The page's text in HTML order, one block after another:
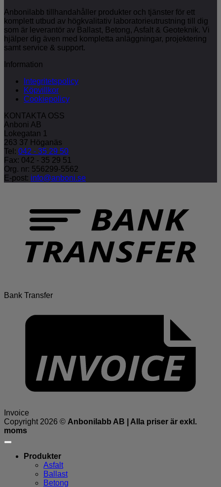
Anbonilabb tillhandahåller produkter och tjänster för ett
komplett utbud av högkvalitativ laboratorieutrustning till dig
som är leverantör av Ballast, Betong, Asfalt & Geoteknik. Vi
hjälper dig även med kompletta anläggningar, projektering
samt service & support.
Information
Integritetspolicy
Köpvillkor
Cookiepolicy
KONTAKTA OSS
Anboni AB
Lokegatan 1
263 37 Höganäs
Tel: 042 - 35 29 50
Fax: 042 - 35 29 51
Org. nr: 556299-5562
E-post: info@anboni.se
Bank Transfer
Invoice
Copyright 2026 © Anbonilabb AB | Alla priser är exkl.
moms
Produkter
Asfalt
Ballast
Betong